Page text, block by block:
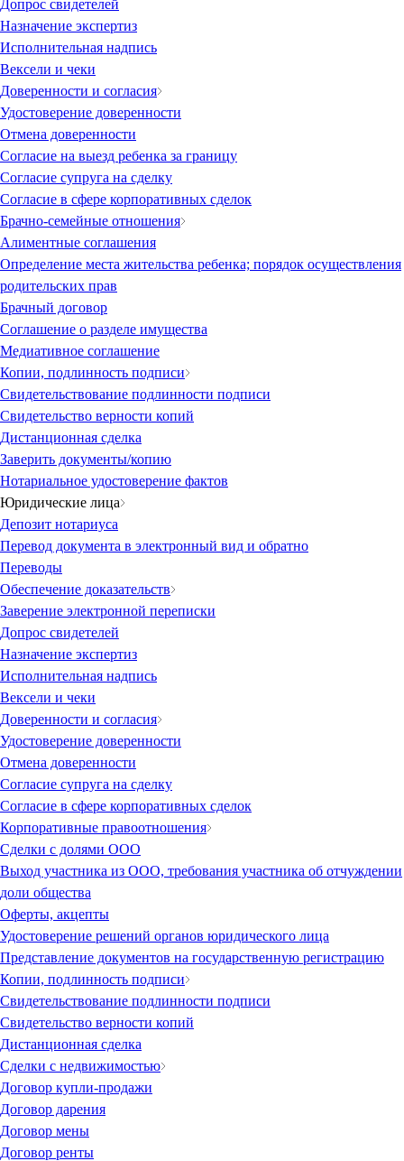
Допрос свидетелей
Назначение экспертиз
Исполнительная надпись
Вексели и чеки
Доверенности и согласия
Удостоверение доверенности
Отмена доверенности
Согласие на выезд ребенка за границу
Согласие супруга на сделку
Согласие в сфере корпоративных сделок
Брачно-семейные отношения
Алиментные соглашения
Определение места жительства ребенка; порядок осуществления
родительских прав
Брачный договор
Соглашение о разделе имущества
Медиативное соглашение
Копии, подлинность подписи
Свидетельствование подлинности подписи
Свидетельство верности копий
Дистанционная сделка
Заверить документы/копию
Нотариальное удостоверение фактов
Юридические лица
Депозит нотариуса
Перевод документа в электронный вид и обратно
Переводы
Обеспечение доказательств
Заверение электронной переписки
Допрос свидетелей
Назначение экспертиз
Исполнительная надпись
Вексели и чеки
Доверенности и согласия
Удостоверение доверенности
Отмена доверенности
Согласие супруга на сделку
Согласие в сфере корпоративных сделок
Корпоративные правоотношения
Сделки с долями ООО
Выход участника из ООО, требования участника об отчуждении
доли общества
Оферты, акцепты
Удостоверение решений органов юридического лица
Представление документов на государственную регистрацию
Копии, подлинность подписи
Свидетельствование подлинности подписи
Свидетельство верности копий
Дистанционная сделка
Сделки с недвижимостью
Договор купли-продажи
Договор дарения
Договор мены
Договор ренты